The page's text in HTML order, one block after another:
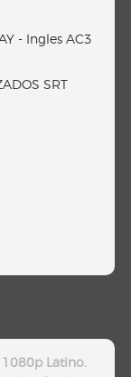
- Ingles AC3
SRT
Latino.